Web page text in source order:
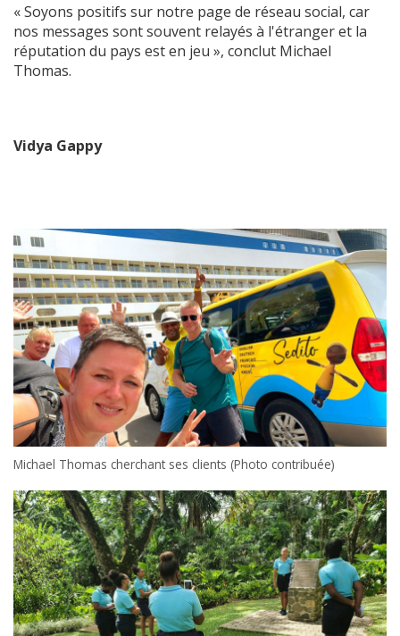
« Soyons positifs sur notre page de réseau social, car
nos messages sont souvent relayés à l'étranger et la
réputation du pays est en jeu », conclut Michael
Thomas.
Vidya Gappy
Michael Thomas cherchant ses clients (Photo contribuée)